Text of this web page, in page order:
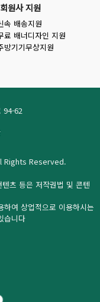
회원사 지원
속 배송지원
료 배너디자인 지원
방기기무상지원
94-62
Rights Reserved.
츠 등은 저작권법 및 콘텐
여 상업적으로 이용하시는
습니다